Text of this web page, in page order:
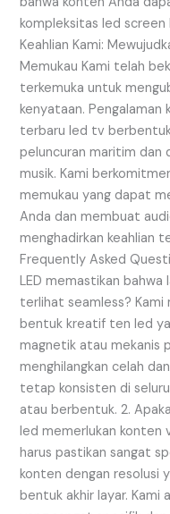
kompleksitas led
Keahlian Kami:
Memukau Kami telah
terkemuka untuk
kenyataan. Pengalaman
terbaru led tv
peluncuran maritim dan
musik. Kami
memukau yang dapat
Anda dan membuat
menghadirkan keahlian
Frequently Asked
LED memastikan
terlihat seamless?
bentuk kreatif ten led
magnetik atau mekanis
menghilangkan celah
tetap konsisten di
atau berbentuk. 2.
led memerlukan konten
harus pastikan sangat
konten dengan resolusi
bentuk akhir layar. Kami